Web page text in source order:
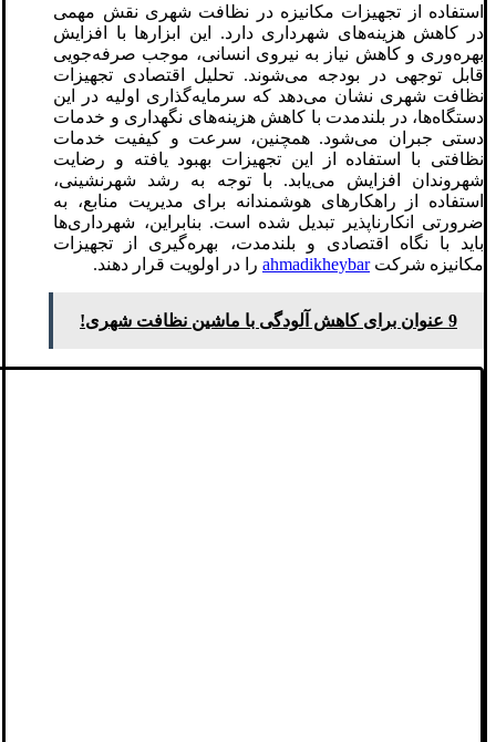
استفاده از تجهیزات مکانیزه در نظافت شهری نقش مهمی
در کاهش هزینه‌های شهرداری دارد. این ابزارها با افزایش
بهره‌وری و کاهش نیاز به نیروی انسانی، موجب صرفه‌جویی
قابل توجهی در بودجه می‌شوند. تحلیل اقتصادی تجهیزات
نظافت شهری نشان می‌دهد که سرمایه‌گذاری اولیه در این
دستگاه‌ها، در بلندمدت با کاهش هزینه‌های نگهداری و خدمات
دستی جبران می‌شود. همچنین، سرعت و کیفیت خدمات
نظافتی با استفاده از این تجهیزات بهبود یافته و رضایت
شهروندان افزایش می‌یابد. با توجه به رشد شهرنشینی،
استفاده از راهکارهای هوشمندانه برای مدیریت منابع، به
ضرورتی انکارناپذیر تبدیل شده است. بنابراین، شهرداری‌ها
باید با نگاه اقتصادی و بلندمدت، بهره‌گیری از تجهیزات
مکانیزه شرکتahmadikheybar را در اولویت قرار دهند.
9 عنوان برای کاهش آلودگی با ماشین نظافت شهری!